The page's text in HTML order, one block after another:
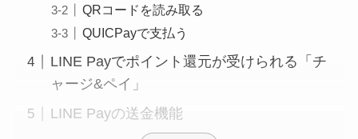
QRコードを読み取る
QUICPayで支払う
LINE Payでポイント還元が受けられる「チ
ャージ&ペイ」
LINE Payの送金機能